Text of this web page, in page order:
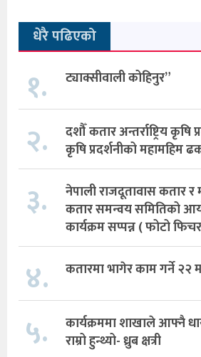
धेरै पढिएको
१. ट्याक्सीवाली कोहिनुर”
२.
दशौँ कतार अन्तर्राष्ट्रिय कृषि
कृषि प्रदर्शनीको महामहिम
३.
नेपाली राजदूतावास कतार
कतार समन्वय समितिको
कार्यक्रम सप्पन्न ( फोटो
४. कतारमा भागेर काम गर्ने २२
५.
कार्यक्रममा शाखाले आफ्नै
राम्रो हुन्थ्यो- ध्रुब क्षत्री